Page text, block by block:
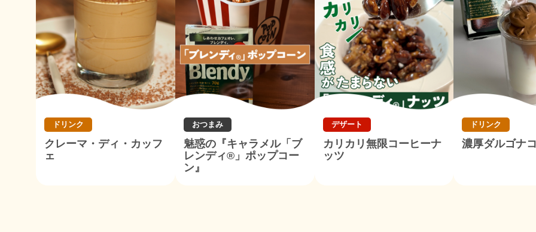
ドリンク
クレーマ・ディ・カッフ
ェ
おつまみ
魅惑の『キャラメル「ブ
レンディ®」ポップコー
ン』
デザート
カリカリ無限コーヒーナ
ッツ
ドリンク
濃厚ダルゴナ